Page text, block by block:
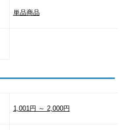
単品商品
1,001円 ～ 2,000円